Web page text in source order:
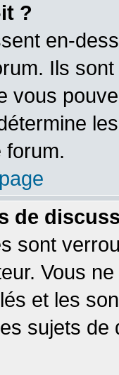
?
en-
Ils
vous
forum.
de
sont
Vous
et les
sujets